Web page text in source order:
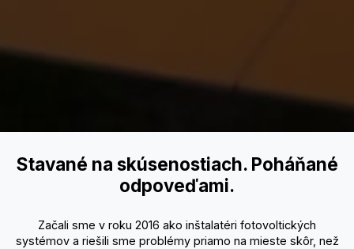
Stavané na skúsenostiach. Poháňané
odpoveďami.
Začali sme v roku 2016 ako inštalatéri fotovoltických
systémov a riešili sme problémy priamo na mieste skôr, než